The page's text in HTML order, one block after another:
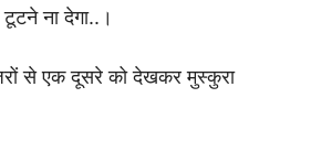
ना देगा..।
से एक दूसरे को देखकर मुस्कुरा